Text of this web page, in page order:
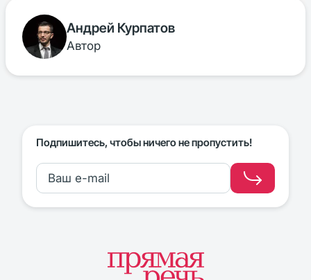
Андрей Курпатов
Автор
Подпишитесь, чтобы ничего не пропустить!